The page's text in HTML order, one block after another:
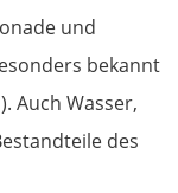
und
bekannt
Auch Wasser,
des